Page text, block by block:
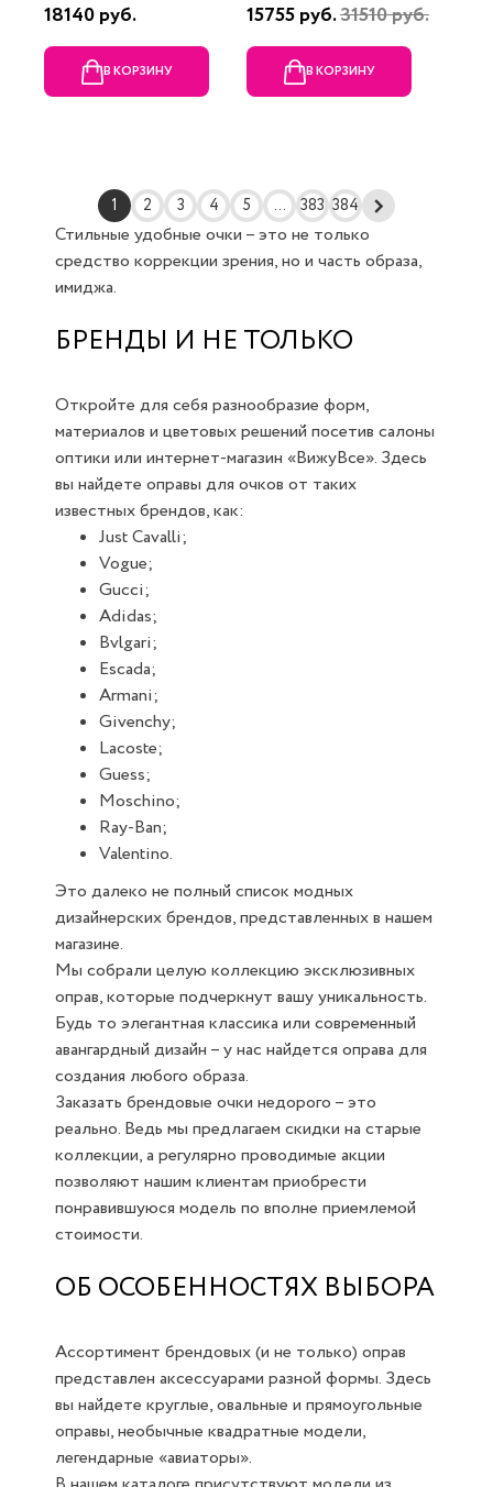
18140 руб.
В КОРЗИНУ
15755 руб.31510 руб.
В КОРЗИНУ
1 2 3 4 5 ... 383 384
Стильные удобные очки – это не только
средство коррекции зрения, но и часть образа,
имиджа.
БРЕНДЫ И НЕ ТОЛЬКО
Откройте для себя разнообразие форм,
материалов и цветовых решений посетив салоны
оптики или интернет-магазин «ВижуВсе». Здесь
вы найдете оправы для очков от таких
известных брендов, как:
Just Cavalli;
Vogue;
Gucci;
Adidas;
Bvlgari;
Escada;
Armani;
Givenchy;
Lacoste;
Guess;
Moschino;
Ray-Ban;
Valentino.
Это далеко не полный список модных
дизайнерских брендов, представленных в нашем
магазине.
Мы собрали целую коллекцию эксклюзивных
оправ, которые подчеркнут вашу уникальность.
Будь то элегантная классика или современный
авангардный дизайн – у нас найдется оправа для
создания любого образа.
Заказать брендовые очки недорого – это
реально. Ведь мы предлагаем скидки на старые
коллекции, а регулярно проводимые акции
позволяют нашим клиентам приобрести
понравившуюся модель по вполне приемлемой
стоимости.
ОБ ОСОБЕННОСТЯХ ВЫБОРА
Ассортимент брендовых (и не только) оправ
представлен аксессуарами разной формы. Здесь
вы найдете круглые, овальные и прямоугольные
оправы, необычные квадратные модели,
легендарные «авиаторы».